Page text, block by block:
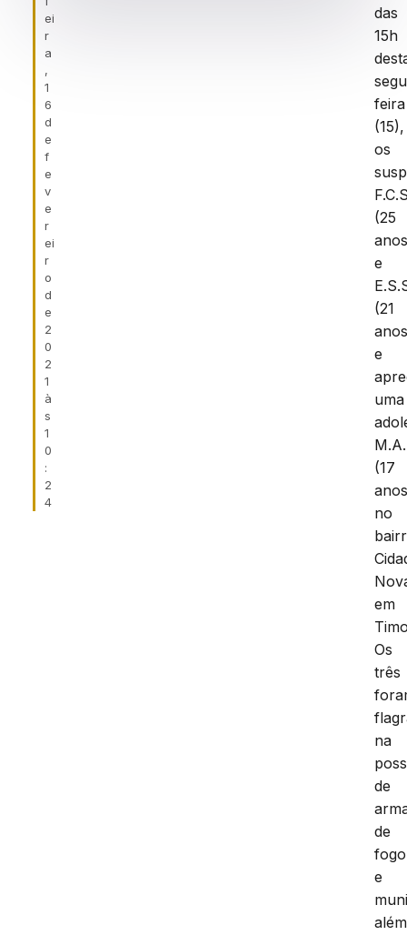
ei
r
a
,
1
6
d
e
f
e
v
e
r
ei
r
o
d
e
2
0
2
1
à
s
1
0
:
2
4
das
15h
feira
(15),
os
(25
e
(21
e
uma
(17
no
em
Os
três
na
de
de
fogo
e
além